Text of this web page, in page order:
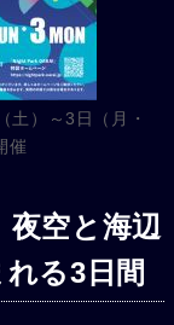
土）～3日（月・
催
空と海辺
る3日間